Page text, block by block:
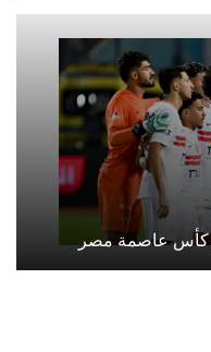
كأس عاصمة مصر